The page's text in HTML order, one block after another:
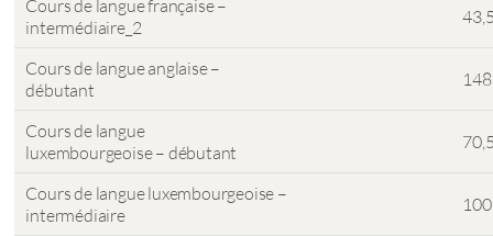
Cours de langue française –
intermédiaire_2
Cours de langue anglaise –
débutant
148
Cours de langue
luxembourgeoise – débutant
Cours de langue luxembourgeoise –
intermédiaire